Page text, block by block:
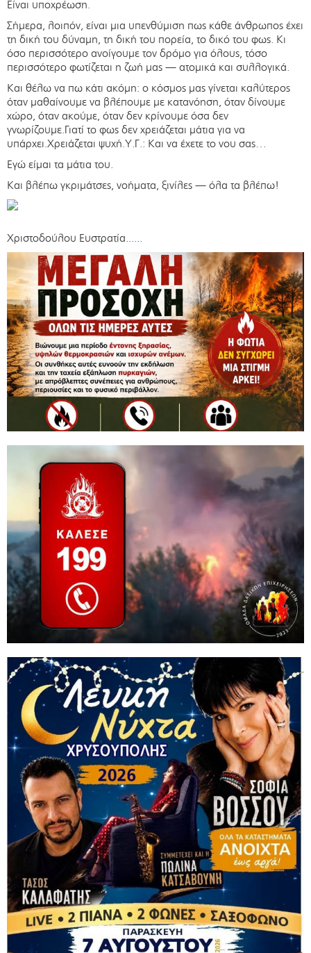
Είναι υποχρέωση.
Σήμερα, λοιπόν, είναι μια υπενθύμιση πως κάθε άνθρωπος έχει
τη δική του δύναμη, τη δική του πορεία, το δικό του φως. Κι
όσο περισσότερο ανοίγουμε τον δρόμο για όλους, τόσο
περισσότερο φωτίζεται η ζωή μας — ατομικά και συλλογικά.
Και θέλω να πω κάτι ακόμη: ο κόσμος μας γίνεται καλύτερος
όταν μαθαίνουμε να βλέπουμε με κατανόηση, όταν δίνουμε
χώρο, όταν ακούμε, όταν δεν κρίνουμε όσα δεν
γνωρίζουμε.Γιατί το φως δεν χρειάζεται μάτια για να
υπάρχει.Χρειάζεται ψυχή.Υ.Γ.: Και να έχετε το νου σας…
Εγώ είμαι τα μάτια του.
Και βλέπω γκριμάτσες, νοήματα, ξινίλες — όλα τα βλέπω!
Χριστοδούλου Ευστρατία......